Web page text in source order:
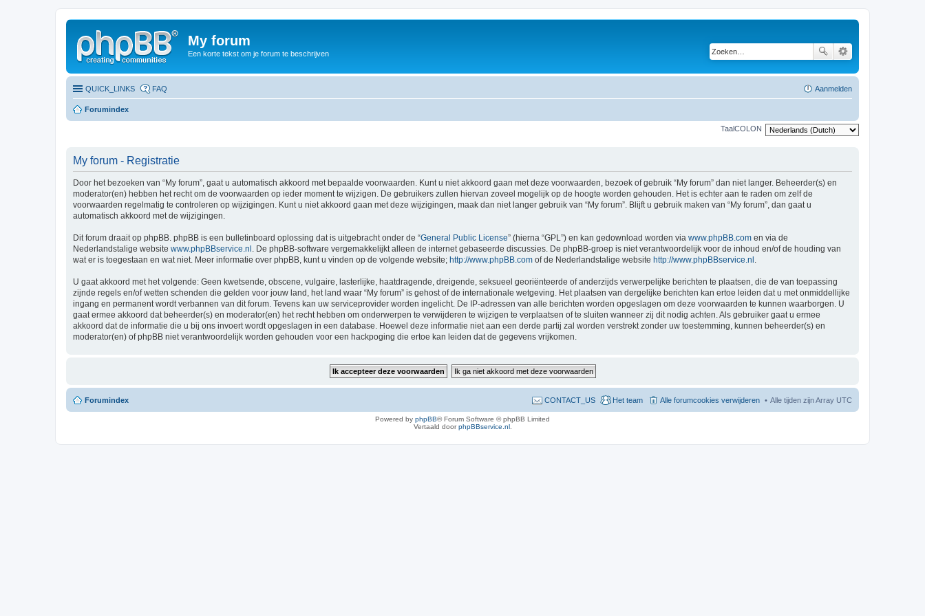
My forum
Een korte tekst om je forum te beschrijven
QUICK_LINKS FAQ Aanmelden
Forumindex
TaalCOLON
My forum - Registratie
Door het bezoeken van “My forum”, gaat u automatisch akkoord met bepaalde voorwaarden. Kunt u niet akkoord gaan met deze voorwaarden, bezoek of gebruik “My forum” dan niet langer. Beheerder(s) en
moderator(en) hebben het recht om de voorwaarden op ieder moment te wijzigen. De gebruikers zullen hiervan zoveel mogelijk op de hoogte worden gehouden. Het is echter aan te raden om zelf de
voorwaarden regelmatig te controleren op wijzigingen. Kunt u niet akkoord gaan met deze wijzigingen, maak dan niet langer gebruik van “My forum”. Blijft u gebruik maken van “My forum”, dan gaat u
automatisch akkoord met de wijzigingen.
Dit forum draait op phpBB. phpBB is een bulletinboard oplossing dat is uitgebracht onder de “General Public License” (hierna “GPL”) en kan gedownload worden via www.phpBB.com en via de
Nederlandstalige website www.phpBBservice.nl . De phpBB-software vergemakkelijkt alleen de internet gebaseerde discussies. De phpBB-groep is niet verantwoordelijk voor de inhoud en/of de houding van
wat er is toegestaan en wat niet. Meer informatie over phpBB, kunt u vinden op de volgende website; http://www.phpBB.com of de Nederlandstalige website http://www.phpBBservice.nl .
U gaat akkoord met het volgende: Geen kwetsende, obscene, vulgaire, lasterlijke, haatdragende, dreigende, seksueel georiënteerde of anderzijds verwerpelijke berichten te plaatsen, die de van toepassing
zijnde regels en/of wetten schenden die gelden voor jouw land, het land waar “My forum” is gehost of de internationale wetgeving. Het plaatsen van dergelijke berichten kan ertoe leiden dat u met onmiddellijke
ingang en permanent wordt verbannen van dit forum. Tevens kan uw serviceprovider worden ingelicht. De IP-adressen van alle berichten worden opgeslagen om deze voorwaarden te kunnen waarborgen. U
gaat ermee akkoord dat beheerder(s) en moderator(en) het recht hebben om onderwerpen te verwijderen te wijzigen te verplaatsen of te sluiten wanneer zij dit nodig achten. Als gebruiker gaat u ermee
akkoord dat de informatie die u bij ons invoert wordt opgeslagen in een database. Hoewel deze informatie niet aan een derde partij zal worden verstrekt zonder uw toestemming, kunnen beheerder(s) en
moderator(en) of phpBB niet verantwoordelijk worden gehouden voor een hackpoging die ertoe kan leiden dat de gegevens vrijkomen.
Forumindex Alle tijden zijn Array UTC
Alle forumcookies verwijderen
Het team
CONTACT_US
Powered by phpBB® Forum Software © phpBB Limited
Vertaald doorphpBBservice.nl.